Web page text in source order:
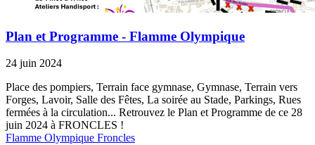
Plan et Programme - Flamme Olympique
24 juin 2024
Place des pompiers, Terrain face gymnase, Gymnase, Terrain vers
Forges, Lavoir, Salle des Fêtes, La soirée au Stade, Parkings, Rues
fermées à la circulation... Retrouvez le Plan et Programme de ce 28
juin 2024 à FRONCLES !
Flamme Olympique Froncles